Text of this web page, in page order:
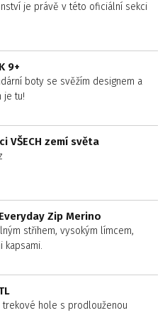
je právě v této oficiální sekci
9+
boty se svěžím designem a
je tu!
VŠECH zemí světa
Zip Merino
střihem, vysokým límcem,
kapsami.
hole s prodlouženou